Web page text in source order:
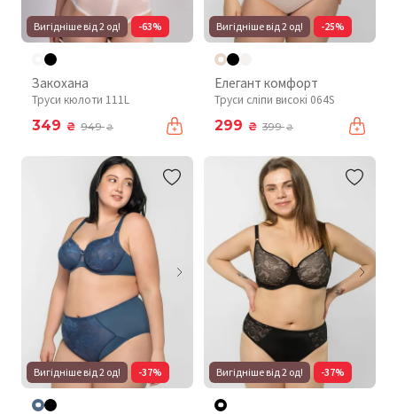
Вигідніше від 2 од! -63%
Закохана
Труси кюлоти 111L
349 ₴ 949₴
Вигідніше від 2 од! -25%
Елегант комфорт
Труси сліпи високі 064S
299 ₴ 399₴
Вигідніше від 2 од! -37% Вигідніше від 2 од! -37%